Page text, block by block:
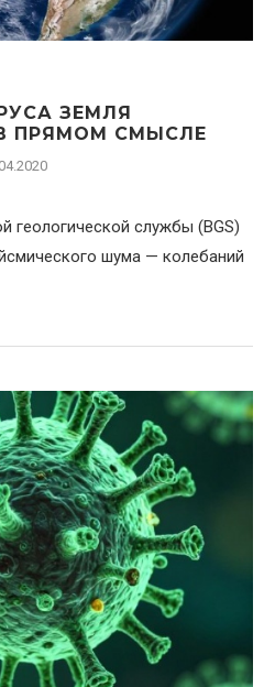
ЗЕМЛЯ
ПРЯМОМ СМЫСЛЕ
геологической службы (BGS)
шума — колебаний